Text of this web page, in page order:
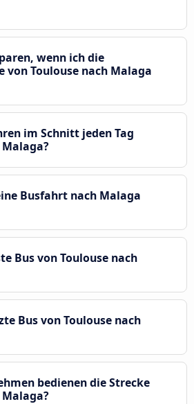
wenn ich die
von Toulouse nach Malaga
im Schnitt jeden Tag
Busfahrt nach Malaga
Bus von Toulouse nach
Bus von Toulouse nach
bedienen die Strecke